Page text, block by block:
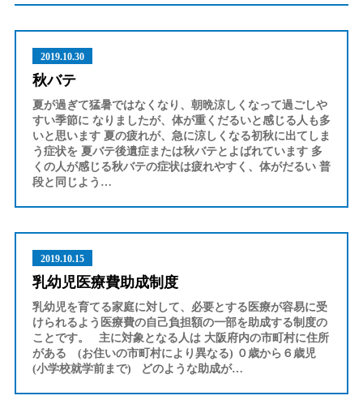
2019.10.30
秋バテ
夏が過ぎて猛暑ではなくなり、朝晩涼しくなって過ごしや
すい季節に なりましたが、体が重くだるいと感じる人も多
いと思います 夏の疲れが、急に涼しくなる初秋に出てしま
う症状を 夏バテ後遺症または秋バテとよばれています 多
くの人が感じる秋バテの症状は疲れやすく、体がだるい 普
段と同じよう…
2019.10.15
乳幼児医療費助成制度
乳幼児を育てる家庭に対して、必要とする医療が容易に受
けられるよう医療費の自己負担額の一部を助成する制度の
ことです。 主に対象となる人は 大阪府内の市町村に住所
がある (お住いの市町村により異なる) ０歳から６歳児
(小学校就学前まで) どのような助成が…